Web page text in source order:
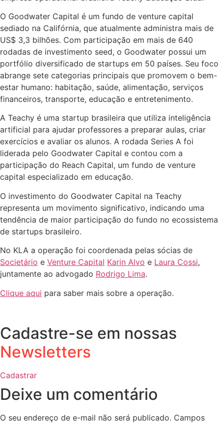
O Goodwater Capital é um fundo de venture capital
sediado na Califórnia, que atualmente administra mais de
US$ 3,3 bilhões. Com participação em mais de 640
rodadas de investimento seed, o Goodwater possui um
portfólio diversificado de startups em 50 países. Seu foco
abrange sete categorias principais que promovem o bem-
estar humano: habitação, saúde, alimentação, serviços
financeiros, transporte, educação e entretenimento.
A Teachy é uma startup brasileira que utiliza inteligência
artificial para ajudar professores a preparar aulas, criar
exercícios e avaliar os alunos. A rodada Series A foi
liderada pelo Goodwater Capital e contou com a
participação do Reach Capital, um fundo de venture
capital especializado em educação.
O investimento do Goodwater Capital na Teachy
representa um movimento significativo, indicando uma
tendência de maior participação do fundo no ecossistema
de startups brasileiro.
No KLA a operação foi coordenada pelas sócias de
Societário e Venture Capital Karin Alvo e Laura Cossi,
juntamente ao advogado Rodrigo Lima.
Clique aqui para saber mais sobre a operação.
Cadastre-se em nossas
Newsletters
Cadastrar
Deixe um comentário
O seu endereço de e-mail não será publicado. Campos